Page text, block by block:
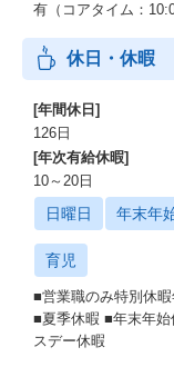
有（コアタイム：
休日・休暇
[年間休日]
126日
[年次有給休暇]
10～20日
日曜日 年末年
育児
■営業職のみ特別休
■夏季休暇 ■年末年
スデー休暇